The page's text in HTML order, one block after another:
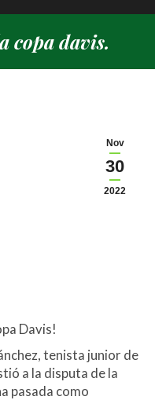
copa davis.
Nov
30
2022
Davis!
tenista junior de
a la disputa de la
pasada como